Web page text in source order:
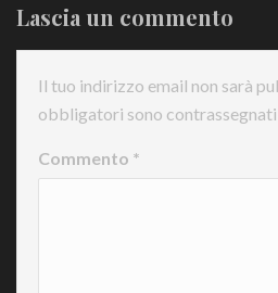
Lascia un commento
Il tuo indirizzo email non sarà
obbligatori sono contrassegnati
Commento *